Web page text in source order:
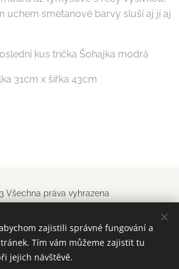
uchem smetanové barvy sluší aj jí aj
kus trička Šohajka modrá
31cm x šířka 43cm
Všechna práva vyhrazena
službou Webnode Cookies
zajistili správné fungování a
Tím vám můžeme zajistit tu
jejich návštěvě.